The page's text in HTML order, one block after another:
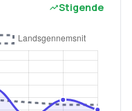
Stigende